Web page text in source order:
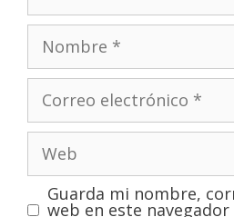
Guarda mi nombre,
web en este